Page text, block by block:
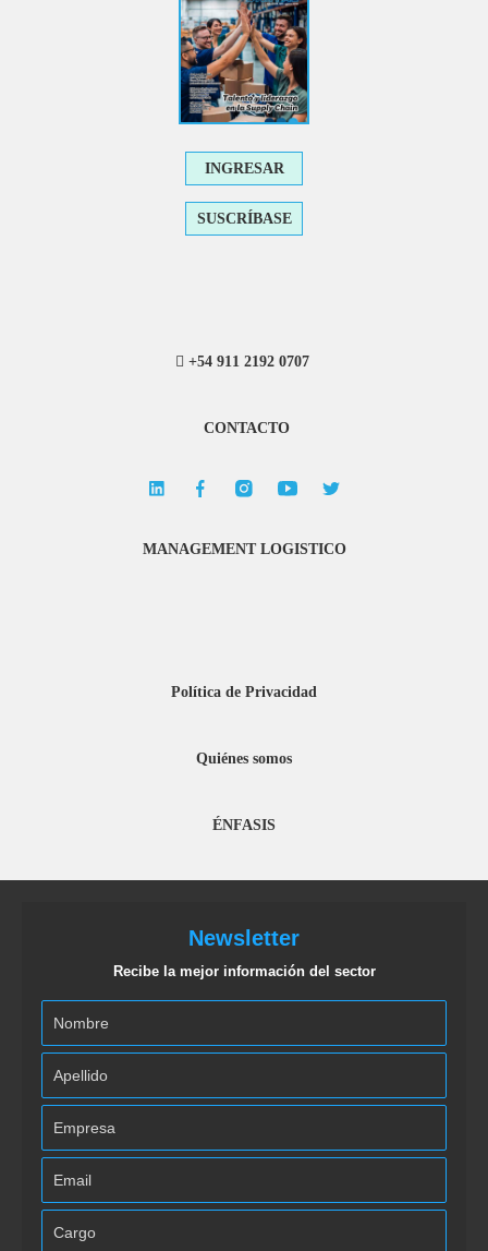
INGRESAR
SUSCRÍBASE
+54 911 2192 0707
CONTACTO
MANAGEMENT LOGISTICO
Política de Privacidad
Quiénes somos
ÉNFASIS
Newsletter
Recibe la mejor información del sector